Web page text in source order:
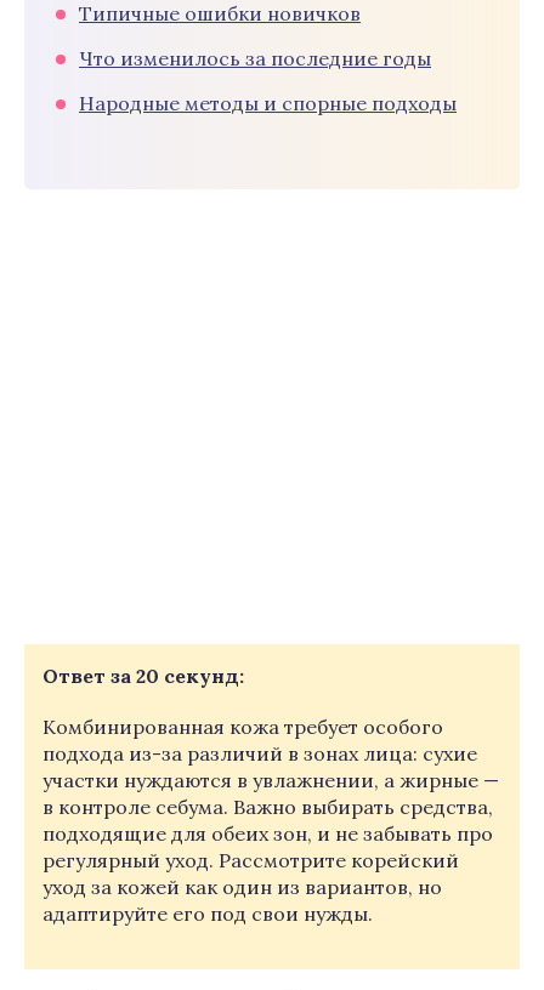
Типичные ошибки новичков
Что изменилось за последние годы
Народные методы и спорные подходы
Ответ за 20 секунд:
Комбинированная кожа требует особого
подхода из-за различий в зонах лица: сухие
участки нуждаются в увлажнении, а жирные —
в контроле себума. Важно выбирать средства,
подходящие для обеих зон, и не забывать про
регулярный уход. Рассмотрите корейский
уход за кожей как один из вариантов, но
адаптируйте его под свои нужды.